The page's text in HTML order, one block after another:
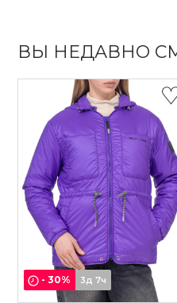
ВЫ НЕДАВНО
-30% 3д 7ч